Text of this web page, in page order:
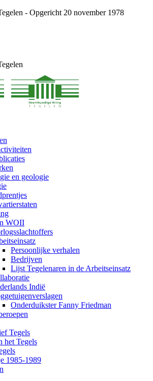
- Opgericht 20 november 1978
en geologie
WOII
Persoonlijke verhalen
Bedrijven
Lijst Tegelenaren in de Arbeitseinsatz
Indië
Onderduikster Fanny Friedman
Tegels
het Tegels
1985-1989